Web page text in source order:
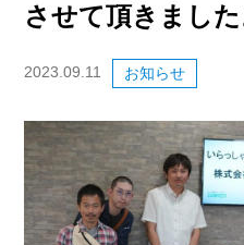
させて頂きました
2023.09.11 お知らせ